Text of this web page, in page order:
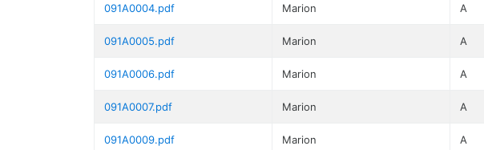
091A0004.pdf Marion A
091A0005.pdf Marion A
091A0006.pdf Marion A
091A0007.pdf Marion A
091A0009.pdf Marion A